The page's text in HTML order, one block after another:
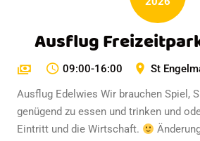
Ausflug
09:00-16:00
St
Ausflug Edelwies Wir brauchen Spiel,
genügend zu essen und trinken und
Eintritt und die Wirtschaft.